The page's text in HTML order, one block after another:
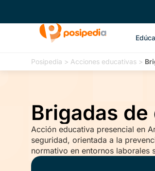
Posipedia > Acciones educativas >
Brigadas
Acción educativa presencial en
seguridad, orientada a la
normativo en entornos laborales